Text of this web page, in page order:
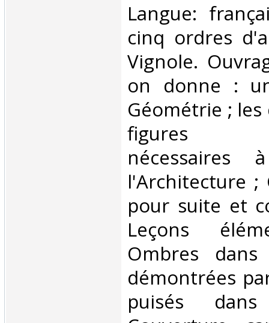
‎Langue:
cinq ordres
Vignole.
on donne :
Géométrie ;
figures
l'Architecture ;
pour suite et
Leçons
Ombres dans
démontrées
puisés